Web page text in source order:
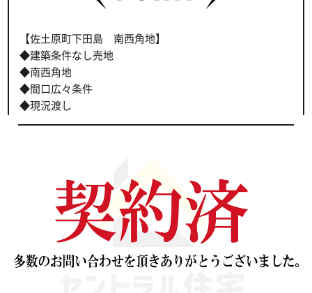
【佐土原町下田島 南西角地】
◆建築条件なし売地
◆南西角地
◆間口広々条件
◆現況渡し